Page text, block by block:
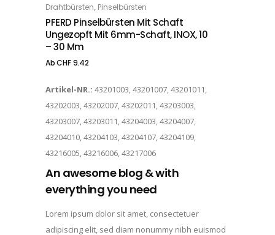
OPTIONS
Drahtbürsten, Pinselbürsten
PFERD Pinselbürsten Mit Schaft
Ungezopft Mit 6mm-Schaft, INOX, 10
– 30 Mm
AbCHF9.42
Artikel-NR.: 43201003, 43201007, 43201011,
43202003, 43202007, 43202011, 43203003,
43203007, 43203011, 43204003, 43204007,
43204010, 43204103, 43204107, 43204109,
43216005, 43216006, 43217006
An awesome blog & with
everything you need
Lorem ipsum dolor sit amet, consectetuer
adipiscing elit, sed diam nonummy nibh euismod